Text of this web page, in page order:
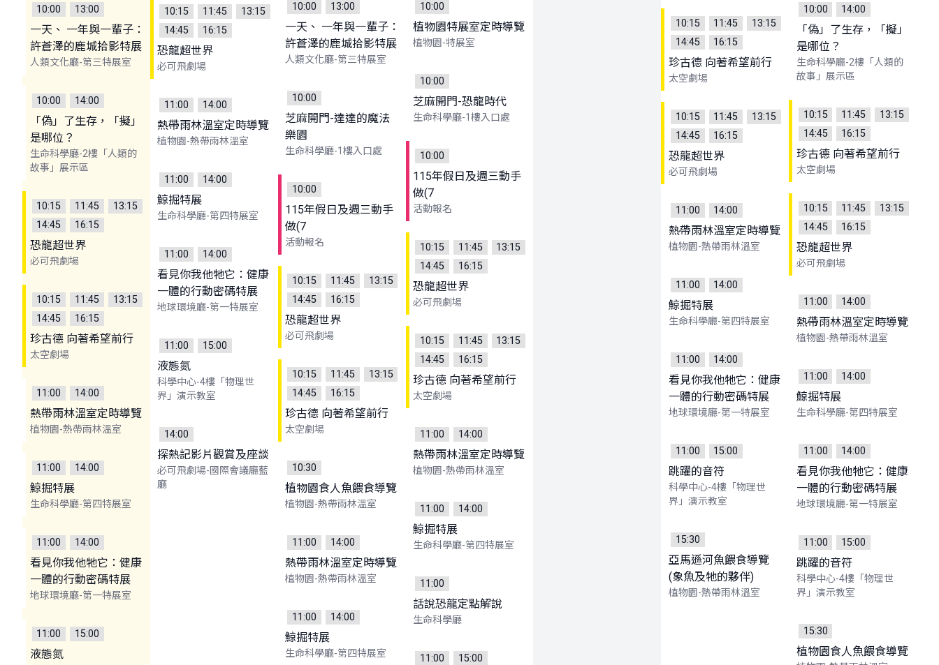
10:00 13:00
一天、 一年與一輩子：
許蒼澤的鹿城拾影特展
人類文化廳-第三特展室
10:15 11:45
13:15
14:45
16:15
恐龍超世界
必可飛劇場
10:00 13:00
一天、 一年與一輩子：
許蒼澤的鹿城拾影特展
人類文化廳-第三特展室
10:00
植物園特展室定時導覽
植物園-特展室
10:15 11:45
13:15
14:45
16:15
珍古德 向著希望前行
太空劇場
10:00 14:00
「偽」了生存，「擬」
是哪位？
生命科學廳-2樓「人類的
故事」展示區
10:00 14:00
「偽」了生存，「擬」
是哪位？
生命科學廳-2樓「人類的
故事」展示區
11:00 14:00
熱帶雨林溫室定時導覽
植物園-熱帶雨林溫室
10:00
芝麻開門-達達的魔法
樂園
生命科學廳-1樓入口處
10:00
芝麻開門-恐龍時代
生命科學廳-1樓入口處 10:15 11:45
13:15
14:45
16:15
恐龍超世界
必可飛劇場
10:15 11:45
13:15
14:45
16:15
珍古德 向著希望前行
太空劇場
10:15 11:45
13:15
14:45
16:15
恐龍超世界
必可飛劇場
11:00 14:00
鯨掘特展
生命科學廳-第四特展室
10:00
115年假日及週三動手
做(7
活動報名
10:00
115年假日及週三動手
做(7
活動報名 11:00 14:00
熱帶雨林溫室定時導覽
植物園-熱帶雨林溫室
10:15 11:45
13:15
14:45
16:15
恐龍超世界
必可飛劇場
10:15 11:45
13:15
14:45
16:15
珍古德 向著希望前行
太空劇場
11:00 14:00
看見你我他牠它：健康
一體的行動密碼特展
地球環境廳-第一特展室
10:15 11:45
13:15
14:45
16:15
恐龍超世界
必可飛劇場
10:15 11:45
13:15
14:45
16:15
恐龍超世界
必可飛劇場
11:00 14:00
鯨掘特展
生命科學廳-第四特展室
11:00 14:00
熱帶雨林溫室定時導覽
植物園-熱帶雨林溫室
11:00 14:00
熱帶雨林溫室定時導覽
植物園-熱帶雨林溫室
11:00 15:00
液態氮
科學中心-4樓「物理世
界」演示教室
10:15 11:45
13:15
14:45
16:15
珍古德 向著希望前行
太空劇場
10:15 11:45
13:15
14:45
16:15
珍古德 向著希望前行
太空劇場
11:00 14:00
看見你我他牠它：健康
一體的行動密碼特展
地球環境廳-第一特展室
11:00 14:00
鯨掘特展
生命科學廳-第四特展室
11:00 14:00
鯨掘特展
生命科學廳-第四特展室
14:00
探熱記影片觀賞及座談
必可飛劇場-國際會議廳藍
廳
10:30
植物園食人魚餵食導覽
植物園-熱帶雨林溫室
11:00 14:00
熱帶雨林溫室定時導覽
植物園-熱帶雨林溫室
11:00 15:00
跳躍的音符
科學中心-4樓「物理世
界」演示教室
11:00 14:00
看見你我他牠它：健康
一體的行動密碼特展
地球環境廳-第一特展室
11:00 14:00
看見你我他牠它：健康
一體的行動密碼特展
地球環境廳-第一特展室
11:00 14:00
熱帶雨林溫室定時導覽
植物園-熱帶雨林溫室
11:00 14:00
鯨掘特展
生命科學廳-第四特展室 15:30
亞馬遜河魚餵食導覽
(象魚及牠的夥伴)
植物園-熱帶雨林溫室
11:00 15:00
跳躍的音符
科學中心-4樓「物理世
界」演示教室
11:00 15:00
液態氮
11:00 14:00
鯨掘特展
生命科學廳-第四特展室
11:00
話說恐龍定點解說
生命科學廳
15:30
植物園食人魚餵食導覽
11:00 15:00